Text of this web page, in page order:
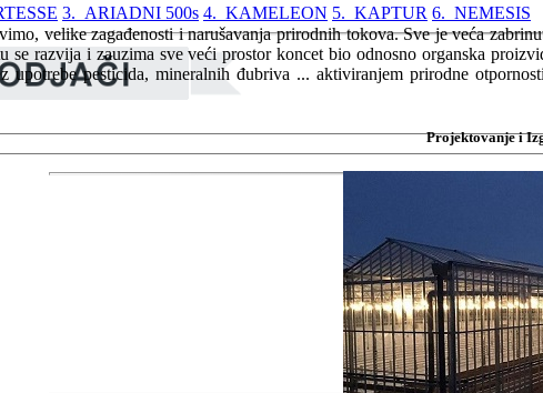
velike zagađenosti i narušavanja prirodnih tokova. Sve je veća
se razvija i zauzima sve veći prostor koncet bio odnosno organska
upotrebe pesticida, mineralnih đubriva ... aktiviranjem prirodne
Projektovanje i
3. ARIADNI 500s 4. KAMELEON 5. KAPTUR 6. NEMESIS